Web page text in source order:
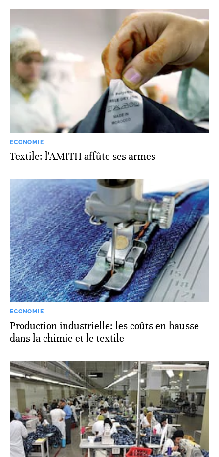
ECONOMIE
Textile: l'AMITH affûte ses armes
ECONOMIE
Production industrielle: les coûts en hausse
dans la chimie et le textile